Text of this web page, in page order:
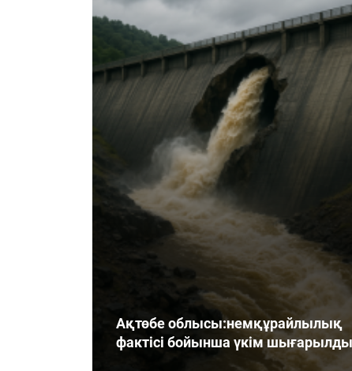
Ақтөбе облысы:немқұрайлылық
фактісі бойынша үкім шығарылды